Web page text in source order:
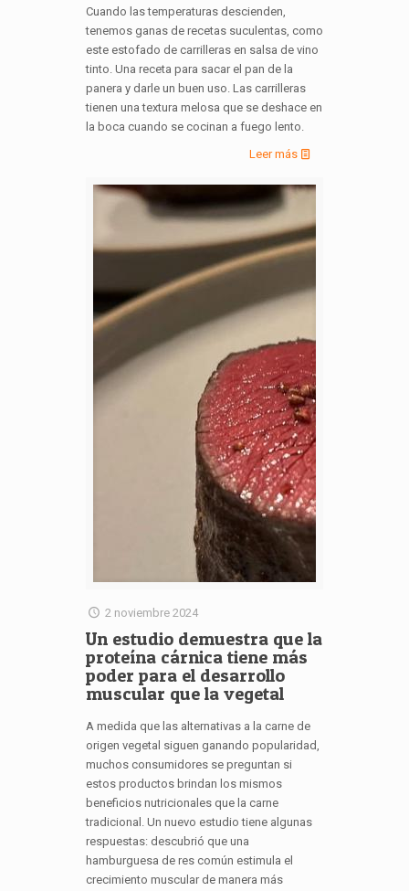
Cuando las temperaturas descienden,
tenemos ganas de recetas suculentas, como
este estofado de carrilleras en salsa de vino
tinto. Una receta para sacar el pan de la
panera y darle un buen uso. Las carrilleras
tienen una textura melosa que se deshace en
la boca cuando se cocinan a fuego lento.
Leer más
2 noviembre 2024
Un estudio demuestra que la
proteína cárnica tiene más
poder para el desarrollo
muscular que la vegetal
A medida que las alternativas a la carne de
origen vegetal siguen ganando popularidad,
muchos consumidores se preguntan si
estos productos brindan los mismos
beneficios nutricionales que la carne
tradicional. Un nuevo estudio tiene algunas
respuestas: descubrió que una
hamburguesa de res común estimula el
crecimiento muscular de manera más